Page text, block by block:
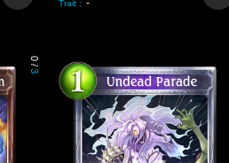
Trait : -
0
/
3